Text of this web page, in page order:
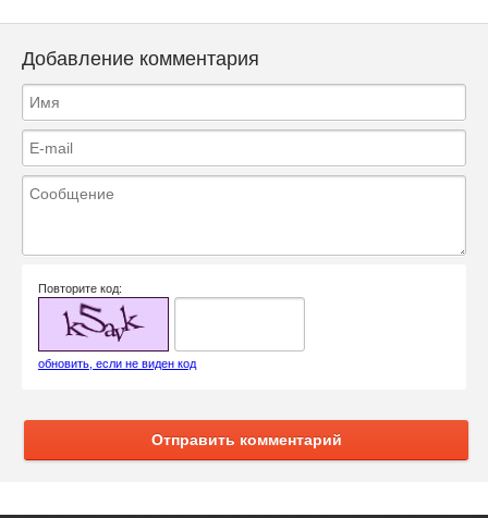
Добавление комментария
Повторите код:
обновить, если не виден код
Отправить комментарий